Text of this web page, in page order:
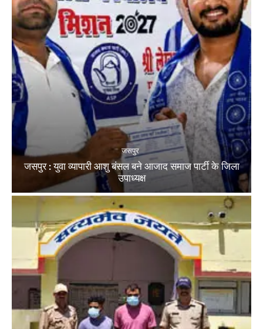
जसपुर
जसपुर : युवा व्यापारी आशु बंसल बने आजाद समाज पार्टी के जिला
उपाध्यक्ष